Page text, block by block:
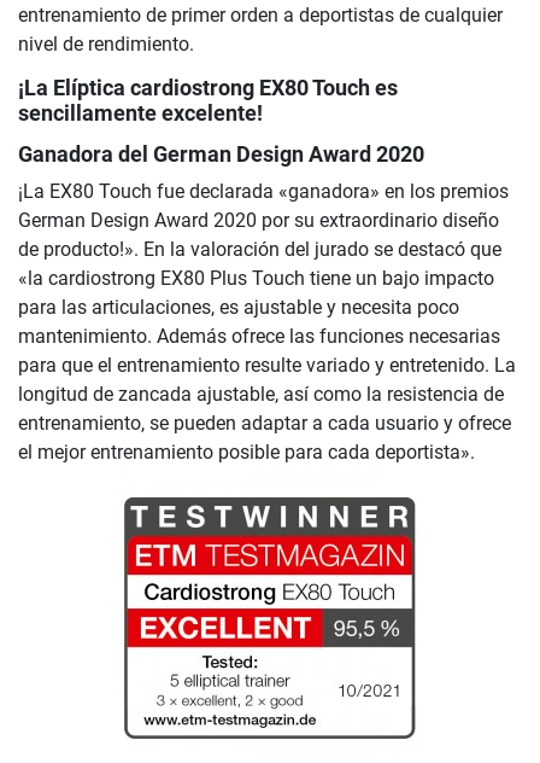
entrenamiento de primer orden a deportistas de cualquier
nivel de rendimiento.
¡La Elíptica cardiostrong EX80 Touch es
sencillamente excelente!
Ganadora del German Design Award 2020
¡La EX80 Touch fue declarada «ganadora» en los premios
German Design Award 2020 por su extraordinario diseño
de producto!». En la valoración del jurado se destacó que
«la cardiostrong EX80 Plus Touch tiene un bajo impacto
para las articulaciones, es ajustable y necesita poco
mantenimiento. Además ofrece las funciones necesarias
para que el entrenamiento resulte variado y entretenido. La
longitud de zancada ajustable, así como la resistencia de
entrenamiento, se pueden adaptar a cada usuario y ofrece
el mejor entrenamiento posible para cada deportista».